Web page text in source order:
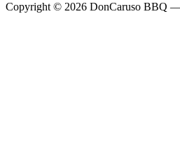
Copyright © 2026 DonCaruso BBQ —